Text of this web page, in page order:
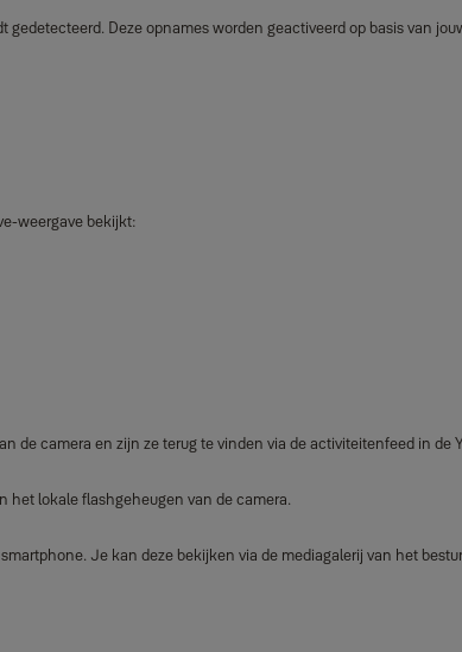
Deze opnames worden geactiveerd op basis van
bekijkt:
de camera en zijn ze terug te vinden via de activiteitenfeed in de
het lokale flashgeheugen van de camera.
Je kan deze bekijken via de mediagalerij van het